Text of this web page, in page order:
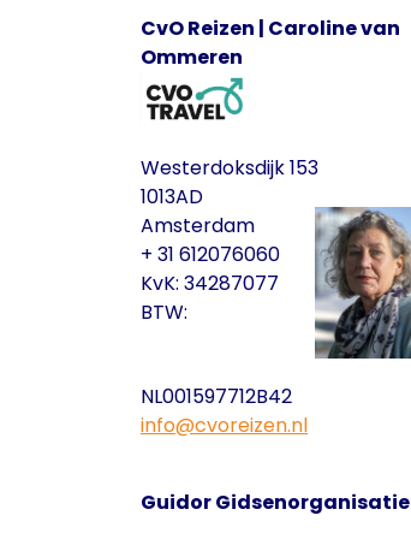
CvO Reizen | Caroline van
Ommeren
Westerdoksdijk 153
1013AD
Amsterdam
+ 31 612076060
KvK: 34287077
BTW:
NL001597712B42
info@cvoreizen.nl
Guidor Gidsenorganisatie